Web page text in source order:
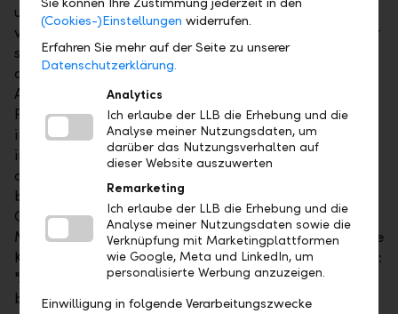
und Mobile Banking. Für Bargeldbezüge bevorzugen
viele das landesweite Bancomatennetz der LLB, oder
sie zahlen direkt vor Ort mit der Maestro-Karte. In
der Geschäftsstelle suchen Kunden verstärkt den
Austausch mit den Beratern zu verschiedenen
Fragestellungen rund ums Thema Geld. "Wir wollen
in unseren Geschäftsstellen in einem modernen und
inspirierenden Umfeld die umfassende Beratung in
den Mittelpunkt stellen", sagt Urs Müller. Alle
bisherigen Dienstleistungen werden auch künftig vor
Ort in der Geschäftsstelle verfügbar sein. Für die
Mitarbeitenden der Geschäftsstelle bedingt das neue
Konzept ein verändertes, breiteres Rollenverständnis:
"Als Kundenberater sind wir verstärkt beratend und
begleitend tätig – und zwar für alle Generationen
(Cookies-)Einstellungen widerrufen.
Erfahren Sie mehr auf der Seite zu unserer
Datenschutzerklärung.
Analytics
Ich erlaube der LLB die Erhebung und die
Analyse meiner Nutzungsdaten, um
darüber das Nutzungsverhalten auf
dieser Website auszuwerten
Remarketing
Ich erlaube der LLB die Erhebung und die
Analyse meiner Nutzungsdaten sowie die
Verknüpfung mit Marketingplattformen
wie Google, Meta und LinkedIn, um
personalisierte Werbung anzuzeigen.
Einwilligung in folgende Verarbeitungszwecke